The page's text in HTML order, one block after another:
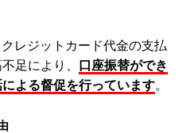
レジットカード代金の支払
足により、
口座振替ができ
よる督促を行っています。